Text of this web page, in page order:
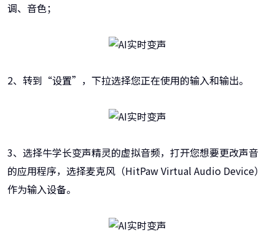
调、音色；
2、转到“设置”，下拉选择您正在使用的输入和输出。
3、选择牛学长变声精灵的虚拟音频，打开您想要更改声音
的应用程序，选择麦克风（HitPaw Virtual Audio Device）
作为输入设备。